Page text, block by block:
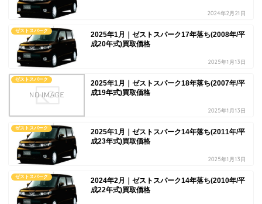
2024年2月21日
ゼストスパーク
2025年1月｜ゼストスパーク17年落ち(2008年/平
成20年式)買取価格
2025年1月13日
ゼストスパーク
2025年1月｜ゼストスパーク18年落ち(2007年/平
成19年式)買取価格
2025年1月13日
ゼストスパーク
2025年1月｜ゼストスパーク14年落ち(2011年/平
成23年式)買取価格
2025年1月13日
ゼストスパーク
2024年2月｜ゼストスパーク14年落ち(2010年/平
成22年式)買取価格